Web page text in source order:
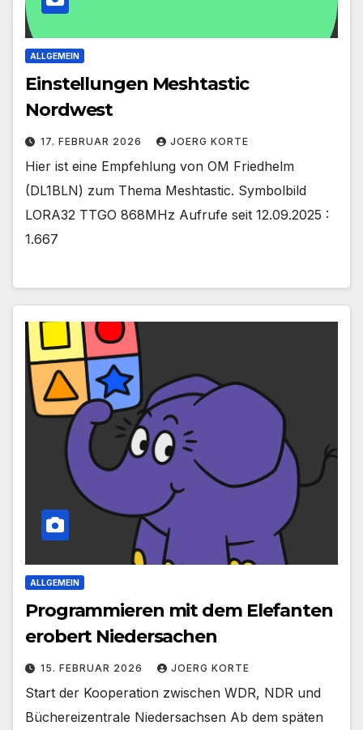
ALLGEMEIN
Einstellungen Meshtastic
Nordwest
17. FEBRUAR 2026 JOERG KORTE
Hier ist eine Empfehlung von OM Friedhelm
(DL1BLN) zum Thema Meshtastic. Symbolbild
LORA32 TTGO 868MHz Aufrufe seit 12.09.2025 :
1.667
ALLGEMEIN
Programmieren mit dem Elefanten
erobert Niedersachen
15. FEBRUAR 2026 JOERG KORTE
Start der Kooperation zwischen WDR, NDR und
Büchereizentrale Niedersachsen Ab dem späten